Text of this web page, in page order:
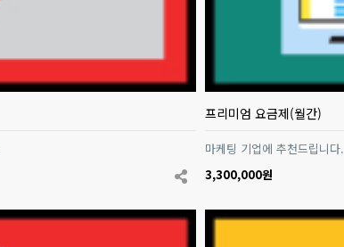
프리미엄 요금제(월간)
마케팅 기업에 추천드립니다.
3,300,000원